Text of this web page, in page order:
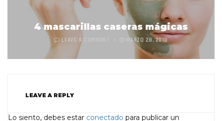
4 mascarillas caseras mágicas
LEAVE A COMMENT MARZO 28, 2018
LEAVE A REPLY
Lo siento, debes estar conectado para publicar un